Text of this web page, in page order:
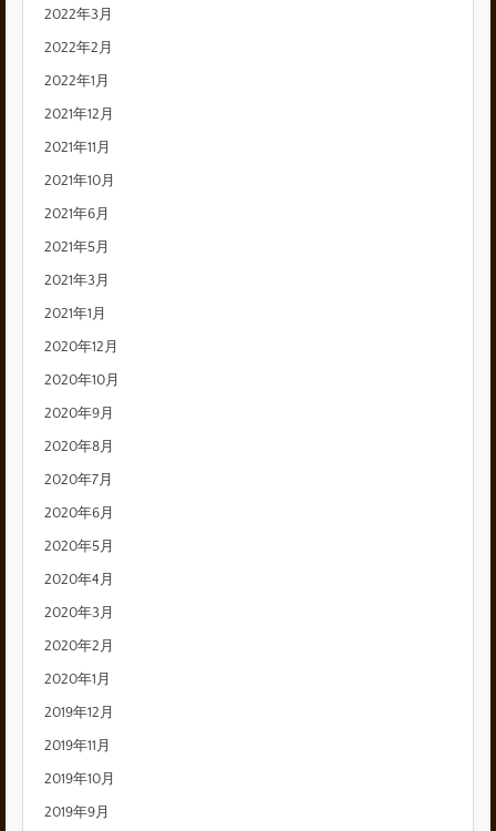
2022年3月
2022年2月
2022年1月
2021年12月
2021年11月
2021年10月
2021年6月
2021年5月
2021年3月
2021年1月
2020年12月
2020年10月
2020年9月
2020年8月
2020年7月
2020年6月
2020年5月
2020年4月
2020年3月
2020年2月
2020年1月
2019年12月
2019年11月
2019年10月
2019年9月